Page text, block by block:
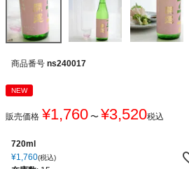
商品番号 ns240017
NEW
販売価格 ¥1,760 〜 ¥3,520税込
720ml
¥1,760 税込